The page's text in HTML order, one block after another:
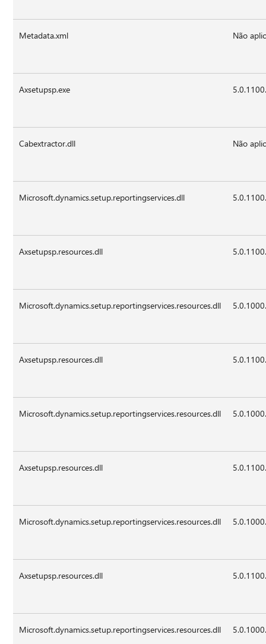
Metadata.xml Não
Axsetupsp.exe
Cabextractor.dll Não
Microsoft.dynamics.setup.reportingservices.dll
Axsetupsp.resources.dll
Microsoft.dynamics.setup.reportingservices.resources.dll
Axsetupsp.resources.dll
Microsoft.dynamics.setup.reportingservices.resources.dll
Axsetupsp.resources.dll
Microsoft.dynamics.setup.reportingservices.resources.dll
Axsetupsp.resources.dll
Microsoft.dynamics.setup.reportingservices.resources.dll